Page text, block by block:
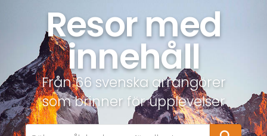
Resor med
innehåll
Från 66 svenska arrangörer
som brinner för upplevelser